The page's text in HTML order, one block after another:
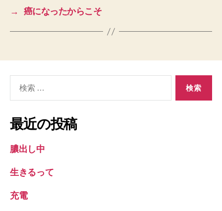
→
癌になったからこそ
象:
最近の投稿
膿出し中
生きるって
充電